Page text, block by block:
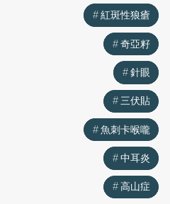
紅斑性狼瘡
奇亞籽
針眼
三伏貼
魚刺卡喉嚨
中耳炎
高山症
紅斑性狼瘡
奇亞籽
針眼
三伏貼
魚刺卡喉嚨
中耳炎
高山症